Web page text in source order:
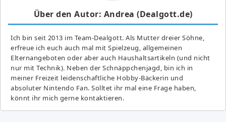
Über den Autor: Andrea (Dealgott.de)
Ich bin seit 2013 im Team-Dealgott. Als Mutter dreier Söhne,
erfreue ich euch auch mal mit Spielzeug, allgemeinen
Elternangeboten oder aber auch Haushaltsartikeln (und nicht
nur mit Technik). Neben der Schnäppchenjagd, bin ich in
meiner Freizeit leidenschaftliche Hobby-Bäckerin und
absoluter Nintendo Fan. Solltet ihr mal eine Frage haben,
könnt ihr mich gerne kontaktieren.